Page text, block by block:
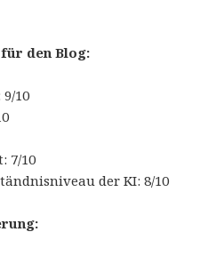
den Blog:
10
7/10
der KI: 8/10